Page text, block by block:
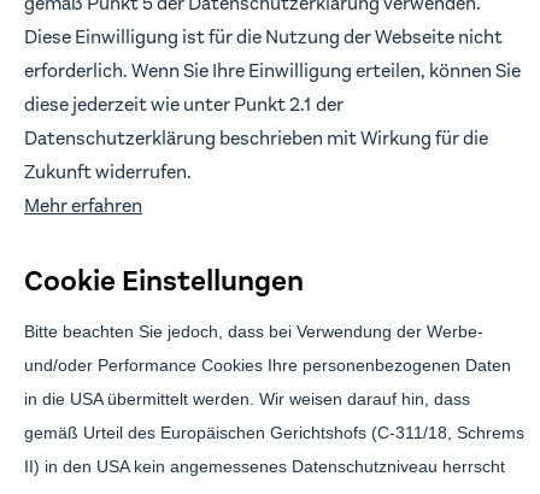
Diese Einwilligung ist für die Nutzung der Webseite nicht
erforderlich. Wenn Sie Ihre Einwilligung erteilen, können Sie
diese jederzeit wie unter Punkt 2.1 der
Datenschutzerklärung beschrieben mit Wirkung für die
Zukunft widerrufen.
Mehr erfahren
Cookie Einstellungen
Bitte beachten Sie jedoch, dass bei Verwendung der Werbe-
und/oder Performance Cookies Ihre personenbezogenen Daten
in die USA übermittelt werden. Wir weisen darauf hin, dass
gemäß Urteil des Europäischen Gerichtshofs (C-311/18, Schrems
II) in den USA kein angemessenes Datenschutzniveau herrscht
Wir freuen uns, wenn wir in Verbindung bleiben.
WpIG der Effecta GmbH, Florstadt. Die über Brickwise vermittelten
Finanzprodukte sind mit erheblichen Risiken verbunden und können
zum vollständigen Verlust des eingesetzten Kapitals führen.